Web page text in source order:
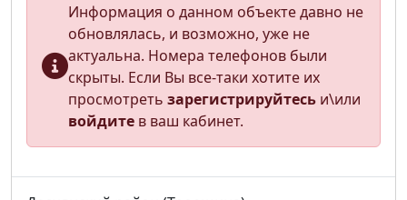
Информация о данном объекте давно не
обновлялась, и возможно, уже не
актуальна. Номера телефонов были
скрыты. Если Вы все-таки хотите их
просмотреть зарегистрируйтесь и\или
войдите в ваш кабинет.